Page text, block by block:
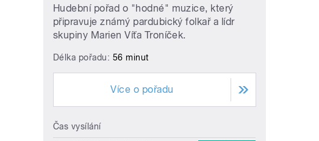
Hudební pořad o "hodné" muzice, který
připravuje známý pardubický folkař a lídr
skupiny Marien Víťa Troníček.
Délka pořadu: 56 minut
Více o pořadu
Čas vysílání